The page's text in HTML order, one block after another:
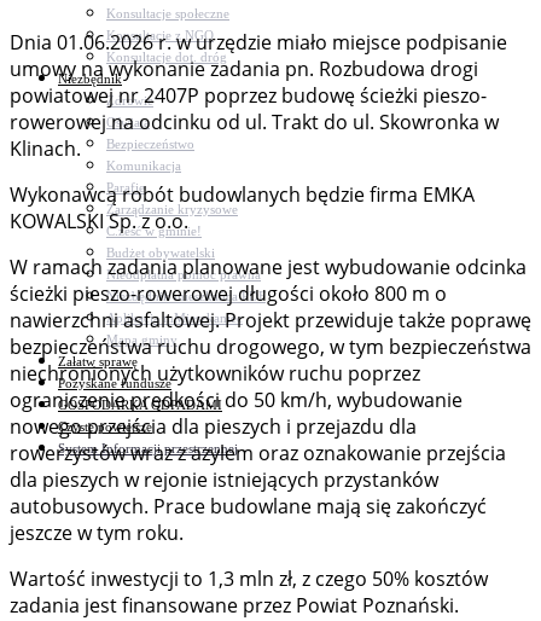
Konsultacje społeczne
Konsultacje z NGO
Konsultacje dot. dróg
Niezbędnik
Zdrowie
Oświata
Bezpieczeństwo
Komunikacja
Parafie
Zarządzanie kryzysowe
C.ześć w gminie!
Budżet obywatelski
Nieodpłatna pomoc prawna
Niezbędnik mieszkańca PDF
Aplikacja mMieszkaniec
Mapa gminy
Załatw sprawę
Pozyskane fundusze
GOSPODARKA ODPADAMI
Czyste powietrze
System Informacji przestrzennej
Dnia 01.06.2026 r. w urzędzie miało miejsce podpisanie
umowy na wykonanie zadania pn. Rozbudowa drogi
powiatowej nr 2407P poprzez budowę ścieżki pieszo-
rowerowej na odcinku od ul. Trakt do ul. Skowronka w
Klinach.
Wykonawcą robót budowlanych będzie firma EMKA
KOWALSKI Sp. z o.o.
W ramach zadania planowane jest wybudowanie odcinka
ścieżki pieszo-rowerowej długości około 800 m o
nawierzchni asfaltowej. Projekt przewiduje także poprawę
bezpieczeństwa ruchu drogowego, w tym bezpieczeństwa
niechronionych użytkowników ruchu poprzez
ograniczenie prędkości do 50 km/h, wybudowanie
nowego przejścia dla pieszych i przejazdu dla
rowerzystów wraz z azylem oraz oznakowanie przejścia
dla pieszych w rejonie istniejących przystanków
autobusowych. Prace budowlane mają się zakończyć
jeszcze w tym roku.
Wartość inwestycji to 1,3 mln zł, z czego 50% kosztów
zadania jest finansowane przez Powiat Poznański.